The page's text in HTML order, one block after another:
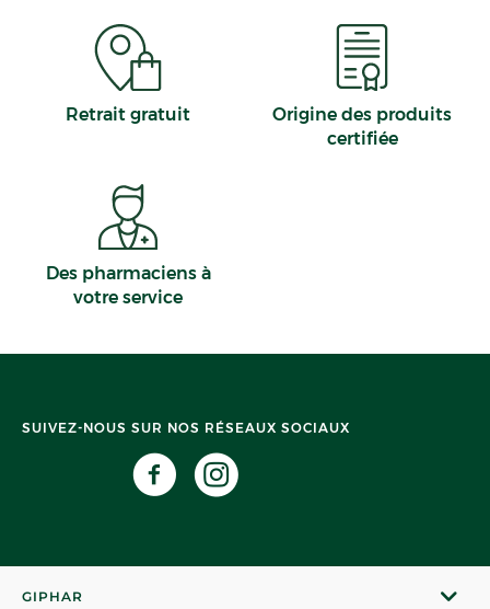
Retrait gratuit
Origine des produits
certifiée
Des pharmaciens à
votre service
SUIVEZ-NOUS SUR NOS RÉSEAUX SOCIAUX
GIPHAR